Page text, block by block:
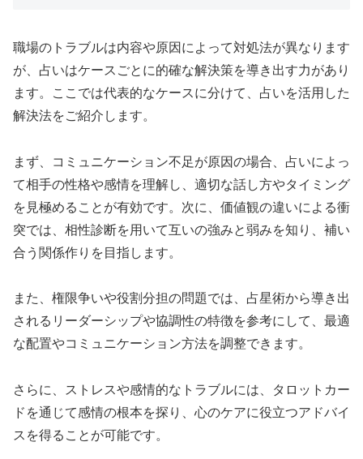
職場のトラブルは内容や原因によって対処法が異なります
が、占いはケースごとに的確な解決策を導き出す力があり
ます。ここでは代表的なケースに分けて、占いを活用した
解決法をご紹介します。
まず、コミュニケーション不足が原因の場合、占いによっ
て相手の性格や感情を理解し、適切な話し方やタイミング
を見極めることが有効です。次に、価値観の違いによる衝
突では、相性診断を用いて互いの強みと弱みを知り、補い
合う関係作りを目指します。
また、権限争いや役割分担の問題では、占星術から導き出
されるリーダーシップや協調性の特徴を参考にして、最適
な配置やコミュニケーション方法を調整できます。
さらに、ストレスや感情的なトラブルには、タロットカー
ドを通じて感情の根本を探り、心のケアに役立つアドバイ
スを得ることが可能です。